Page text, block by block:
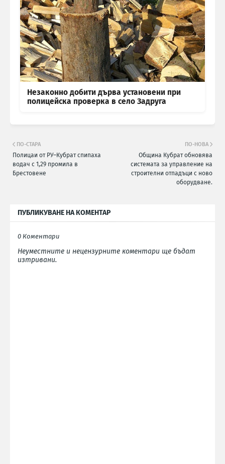
Незаконно добити дърва установени при
полицейска проверка в село Задруга
ПО-НОВА
Община Кубрат обновява
системата за управление на
строителни отпадъци с ново
оборудване.
ПО-СТАРА
Полицаи от РУ–Кубрат спипаха
водач с 1,29 промила в
Брестовене
ПУБЛИКУВАНЕ НА КОМЕНТАР
0 Коментари
Неуместните и нецензурните коментари ще бъдат
изтривани.